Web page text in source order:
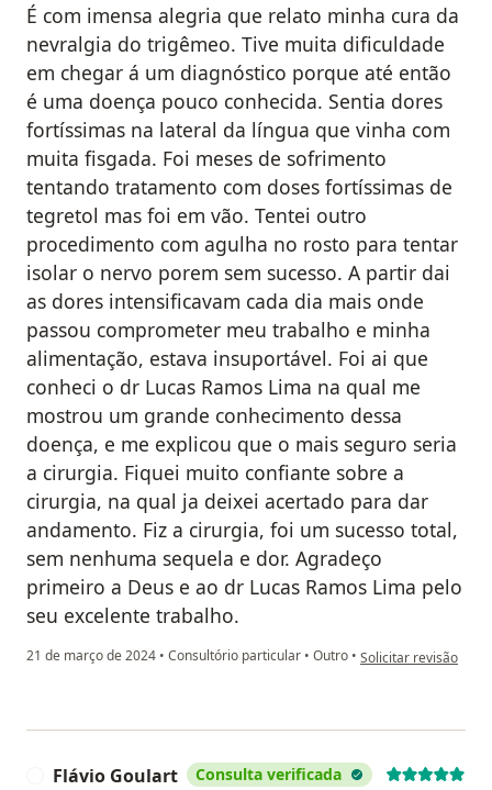
É com imensa alegria que relato minha cura da
nevralgia do trigêmeo. Tive muita dificuldade
em chegar á um diagnóstico porque até então
é uma doença pouco conhecida. Sentia dores
fortíssimas na lateral da língua que vinha com
muita fisgada. Foi meses de sofrimento
tentando tratamento com doses fortíssimas de
tegretol mas foi em vão. Tentei outro
procedimento com agulha no rosto para tentar
isolar o nervo porem sem sucesso. A partir dai
as dores intensificavam cada dia mais onde
passou comprometer meu trabalho e minha
alimentação, estava insuportável. Foi ai que
conheci o dr Lucas Ramos Lima na qual me
mostrou um grande conhecimento dessa
doença, e me explicou que o mais seguro seria
a cirurgia. Fiquei muito confiante sobre a
cirurgia, na qual ja deixei acertado para dar
andamento. Fiz a cirurgia, foi um sucesso total,
sem nenhuma sequela e dor. Agradeço
primeiro a Deus e ao dr Lucas Ramos Lima pelo
seu excelente trabalho.
21 de março de 2024 • Consultório particular • Outro • na opinião do
Solicitar revisão
Flávio Goulart Consulta verificada